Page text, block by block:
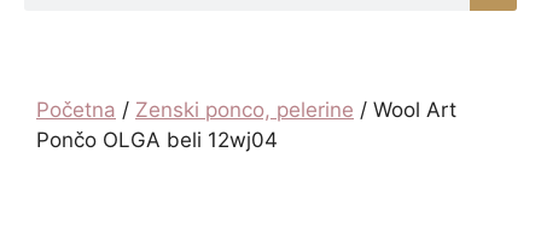
Početna / Zenski ponco, pelerine / Wool Art
Pončo OLGA beli 12wj04